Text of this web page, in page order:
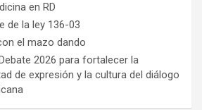
en RD
de la ley 136-03
el mazo dando
2026 para fortalecer la
de expresión y la cultura del diálogo